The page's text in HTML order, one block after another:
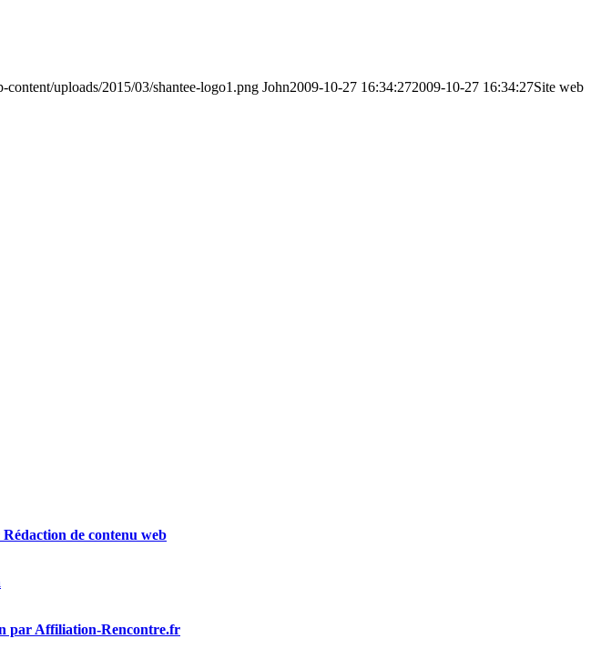
uploads/2015/03/shantee-logo1.png John2009-10-27 16:34:272009-10-27 16:34:27Site web
de contenu web
par Affiliation-Rencontre.fr